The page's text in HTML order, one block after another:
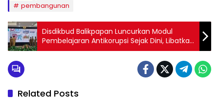
pembangunan
Disdikbud Balikpapan Luncurkan Modul
Pembelajaran Antikorupsi Sejak Dini, Libatkan
20 Guru
Related Posts